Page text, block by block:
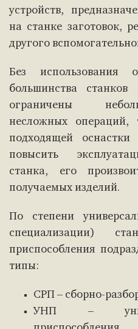
устройств,
на станке заготовок,
другого
Без использования
большинства
ограничены
несложных операций,
подходящей оснастки
повысить
станка, его
получаемых изделий.
По степени
специализации)
приспособления
типы:
СРП – сборно-
УНП –